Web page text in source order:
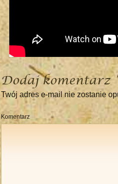
Dodaj komentarz
Twój adres e-mail nie zostanie
Komentarz